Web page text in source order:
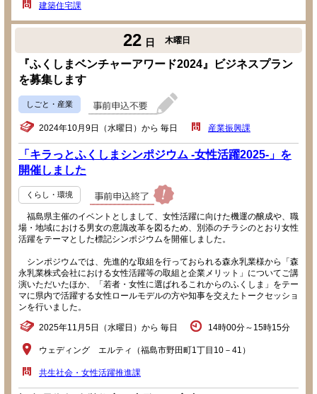
建築住宅課
22 日 木曜日
『ふくしまベンチャーアワード2024』ビジネスプラン
を募集します
しごと・産業
2024年10月9日（水曜日）から 毎日 産業振興課
「キラっとふくしまシンポジウム -女性活躍2025-」を
開催しました
くらし・環境
福島県主催のイベントとしまして、女性活躍に向けた機運の醸成や、職
場・地域における男女の意識改革を図るため、別添のチラシのとおり女性
活躍をテーマとした標記シンポジウムを開催しました。
シンポジウムでは、先進的な取組を行っておられる森永乳業様から「森
永乳業株式会社における女性活躍等の取組と企業メリット」についてご講
演いただいたほか、「若者・女性に選ばれるこれからのふくしま」をテー
マに県内で活躍する女性ロールモデルの方や知事を交えたトークセッショ
ンを行いました。
2025年11月5日（水曜日）から 毎日 14時00分～15時15分
ウェディング エルティ（福島市野田町1丁目10－41）
共生社会・女性活躍推進課